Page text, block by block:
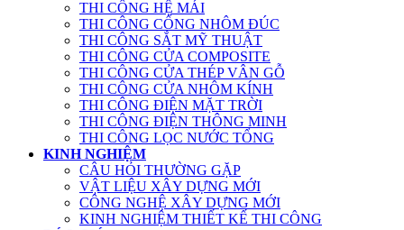
THI CÔNG HỆ MÁI
THI CÔNG CỔNG NHÔM ĐÚC
THI CÔNG SẮT MỸ THUẬT
THI CÔNG CỬA COMPOSITE
THI CÔNG CỬA THÉP VÂN GỖ
THI CÔNG CỬA NHÔM KÍNH
THI CÔNG ĐIỆN MẶT TRỜI
THI CÔNG ĐIỆN THÔNG MINH
THI CÔNG LỌC NƯỚC TỔNG
KINH NGHIỆM
CÂU HỎI THƯỜNG GẶP
VẬT LIỆU XÂY DỰNG MỚI
CÔNG NGHỆ XÂY DỰNG MỚI
KINH NGHIỆM THIẾT KẾ THI CÔNG